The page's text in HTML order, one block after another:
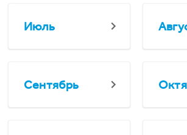
Июль
Сентябрь